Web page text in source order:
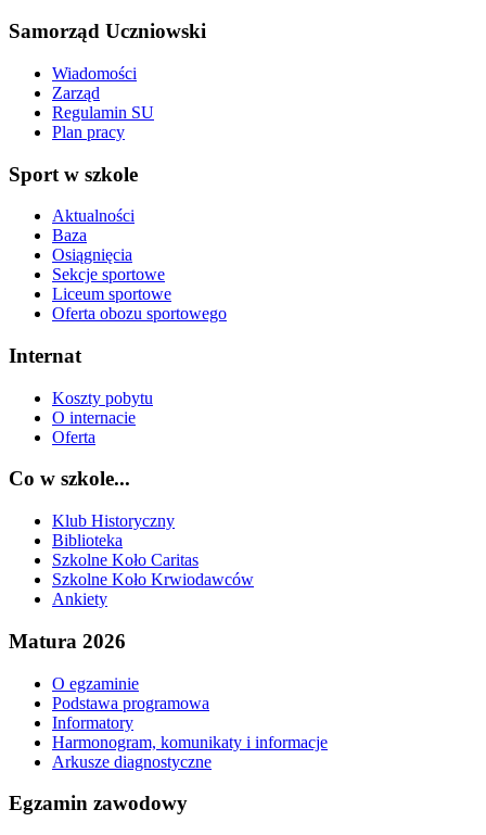
Samorząd Uczniowski
Wiadomości
Zarząd
Regulamin SU
Plan pracy
Sport w szkole
Aktualności
Baza
Osiągnięcia
Sekcje sportowe
Liceum sportowe
Oferta obozu sportowego
Internat
Koszty pobytu
O internacie
Oferta
Co w szkole...
Klub Historyczny
Biblioteka
Szkolne Koło Caritas
Szkolne Koło Krwiodawców
Ankiety
Matura 2026
O egzaminie
Podstawa programowa
Informatory
Harmonogram, komunikaty i informacje
Arkusze diagnostyczne
Egzamin zawodowy